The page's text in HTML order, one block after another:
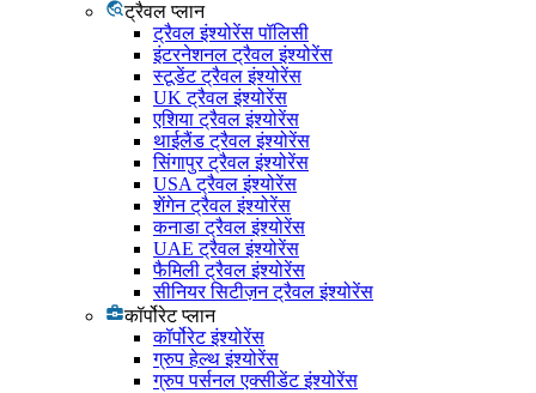
ट्रैवल प्लान
ट्रैवल इंश्योरेंस पॉलिसी
इंटरनेशनल ट्रैवल इंश्योरेंस
स्टूडेंट ट्रैवल इंश्योरेंस
UK ट्रैवल इंश्योरेंस
एशिया ट्रैवल इंश्योरेंस
थाईलैंड ट्रैवल इंश्योरेंस
सिंगापुर ट्रैवल इंश्योरेंस
USA ट्रैवल इंश्योरेंस
शेंगेन ट्रैवल इंश्योरेंस
कनाडा ट्रैवल इंश्योरेंस
UAE ट्रैवल इंश्योरेंस
फैमिली ट्रैवल इंश्योरेंस
सीनियर सिटीज़न ट्रैवल इंश्योरेंस
कॉर्पोरेट प्लान
कॉर्पोरेट इंश्योरेंस
ग्रुप हेल्थ इंश्योरेंस
ग्रुप पर्सनल एक्सीडेंट इंश्योरेंस